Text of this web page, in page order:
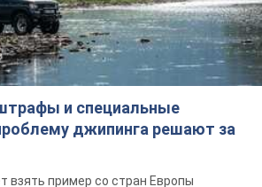
и специальные
джипинга решают за
взять пример со стран Европы